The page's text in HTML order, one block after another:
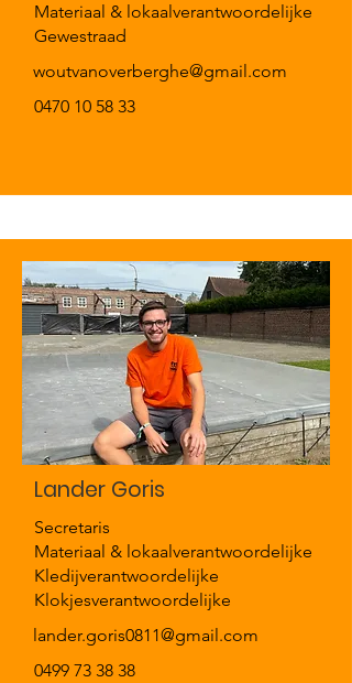
Materiaal & lokaalverantwoordelijke
Gewestraad
woutvanoverberghe@gmail.com
0470 10 58 33
Lander Goris
Secretaris
Materiaal & lokaalverantwoordelijke
Kledijverantwoordelijke
Klokjesverantwoordelijke
lander.goris0811@gmail.com
0499 73 38 38